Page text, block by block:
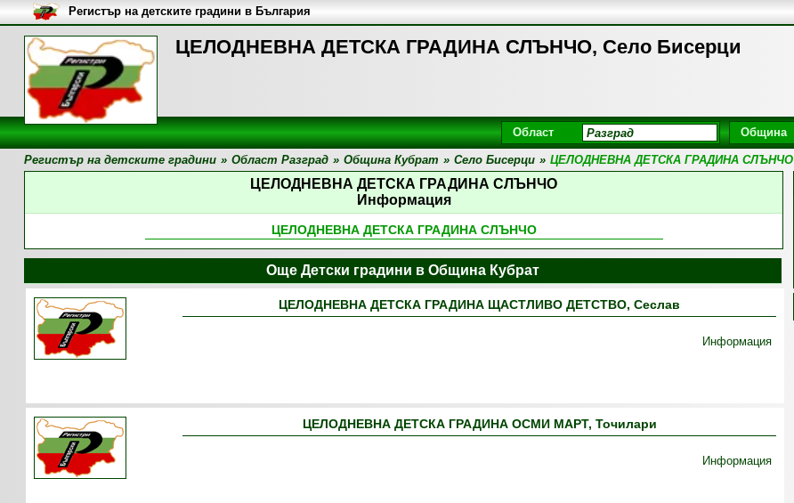
ЦЕЛОДНЕВНА ДЕТСКА ГРАДИНА СЛЪНЧО, Село Бисерци
Регистър на детските градини в България
Област Община
Регистър на детските градини » Област Разград » Община Кубрат » Село Бисерци » ЦЕЛОДНЕВНА ДЕТСКА ГРАДИНА СЛЪНЧО
ЦЕЛОДНЕВНА ДЕТСКА ГРАДИНА СЛЪНЧО
Информация
ЦЕЛОДНЕВНА ДЕТСКА ГРАДИНА СЛЪНЧО
Още Детски градини в Община Кубрат
ЦЕЛОДНЕВНА ДЕТСКА ГРАДИНА ЩАСТЛИВО ДЕТСТВО, Сеслав
Информация
ЦЕЛОДНЕВНА ДЕТСКА ГРАДИНА ОСМИ МАРТ, Точилари
Информация